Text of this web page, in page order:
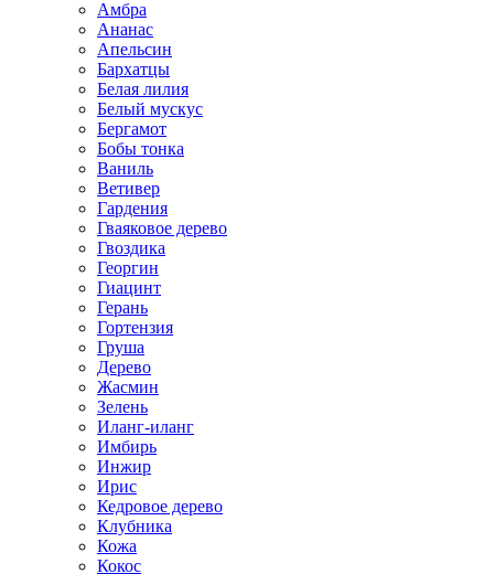
Амбра
Ананас
Апельсин
Бархатцы
Белая лилия
Белый мускус
Бергамот
Бобы тонка
Ваниль
Ветивер
Гардения
Гваяковое дерево
Гвоздика
Георгин
Гиацинт
Герань
Гортензия
Груша
Дерево
Жасмин
Зелень
Иланг-иланг
Имбирь
Инжир
Ирис
Кедровое дерево
Клубника
Кожа
Кокос